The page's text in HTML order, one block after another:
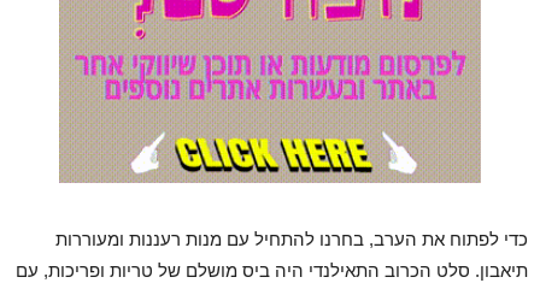
כדי לפתוח את הערב, בחרנו להתחיל עם מנות רעננות ומעוררות
תיאבון. סלט הכרוב התאילנדי היה ביס מושלם של טריות ופריכות, עם